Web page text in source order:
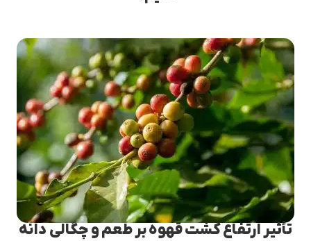
تأثیر ارتفاع کشت قهوه بر طعم و چگالی دانه